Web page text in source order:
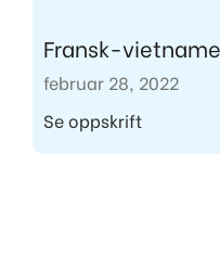
Fransk-
februar 28, 2022
Se oppskrift